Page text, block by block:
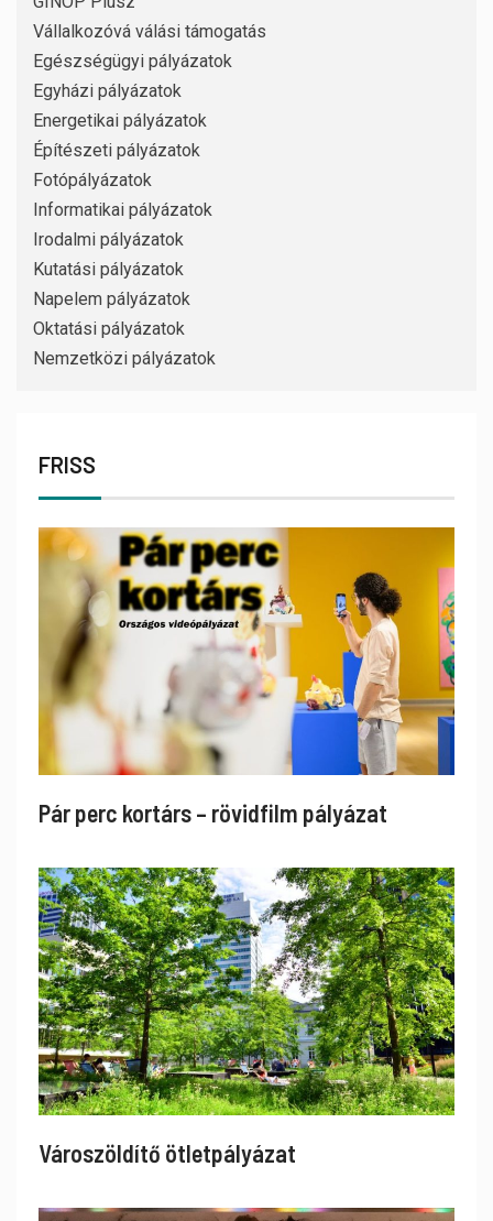
Vállalkozóvá válási támogatás
Egészségügyi pályázatok
Egyházi pályázatok
Energetikai pályázatok
Építészeti pályázatok
Fotópályázatok
Informatikai pályázatok
Irodalmi pályázatok
Kutatási pályázatok
Napelem pályázatok
Oktatási pályázatok
Nemzetközi pályázatok
FRISS
Pár perc kortárs – rövidfilm pályázat
Városzöldítő ötletpályázat